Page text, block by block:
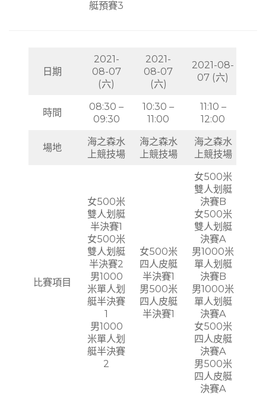
艇預賽3
日期
2021-
08-07
(六)
2021-
08-07
(六)
2021-08-
07 (六)
時間
08:30 –
09:30
10:30 –
11:00
11:10 –
12:00
場地
海之森水
上競技場
海之森水
上競技場
海之森水
上競技場
比賽項目
女500米
雙人划艇
半決賽1
女500米
雙人划艇
半決賽2
男1000
米單人划
艇半決賽
1
男1000
米單人划
艇半決賽
2
女500米
四人皮艇
半決賽1
男500米
四人皮艇
半決賽1
女500米
雙人划艇
決賽B
女500米
雙人划艇
決賽A
男1000米
單人划艇
決賽B
男1000米
單人划艇
決賽A
女500米
四人皮艇
決賽A
男500米
四人皮艇
決賽A